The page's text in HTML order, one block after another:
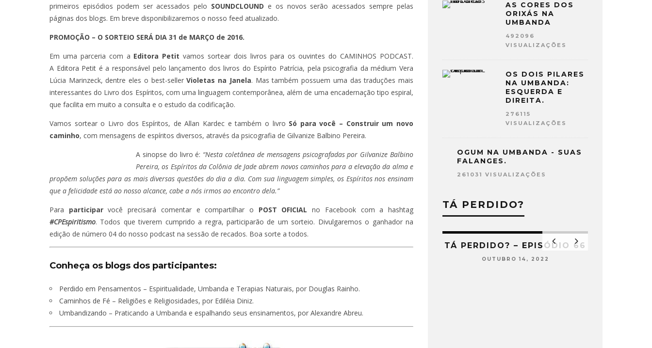
volume.
primeiros episódios podem ser acessados pelo SOUNDCLOUND e os novos serão acessados sempre pelas
páginas dos blogs. Em breve disponibilizaremos o nosso feed atualizado.
PROMOÇÃO – O SORTEIO SERÁ DIA 31 de MARÇO de 2016.
Em uma parceria com a Editora Petit vamos sortear dois livros para os ouvintes do CAMINHOS PODCAST.
A Editora Petit é a responsável pelo lançamento dos livros do Espírito Patrícia, pela psicografia da médium Vera
Lúcia Marinzeck, dentre eles o best-sellerVioletas na Janela. Mas também possuem uma das traduções mais
interessantes do Livro dos Espíritos, com uma linguagem contemporânea, além de uma encadernação tipo espiral,
que facilita em muito a consulta e o estudo da codificação.
Vamos sortear o Livro dos Espíritos, de Allan Kardec e também o livro Só para você – Construir um novo
caminho, com mensagens de espíritos diversos, através da psicografia de Gilvanize Balbino Pereira.
A sinopse do livro é: “Nesta coletânea de mensagens psicografadas por Gilvanize Balbino
Pereira, os Espíritos da Colônia de Jade abrem novos caminhos para a elevação da alma e
propõem soluções para as mais diversas questões do dia a dia. Com sua linguagem simples, os Espíritos nos ensinam
que a felicidade está ao nosso alcance, cabe a nós irmos ao encontro dela.”
Para participarvocê precisará comentar e compartilhar o POST OFICIAL no Facebook com a hashtag
#CPEspiritismo. Todos que tiverem cumprido a regra, participarão de um sorteio. Divulgaremos o ganhador na
edição de número 04 do nosso podcast na sessão de recados. Boa sorte a todos.
Conheça os blogs dos participantes:
Perdido em Pensamentos – Espiritualidade, Umbanda e Terapias Naturais, por Douglas Rainho.
Caminhos de Fé – Religiões e Religiosidades, por Ediléia Diniz.
Umbandizando – Praticando a Umbanda e espalhando seus ensinamentos, por Alexandre Abreu.
AS CORES DOS
ORIXÁS NA
UMBANDA
492096
VISUALIZAÇÕES
OS DOIS PILARES
NA UMBANDA:
ESQUERDA E
DIREITA.
276115
VISUALIZAÇÕES
OGUM NA UMBANDA - SUAS
FALANGES.
261031 VISUALIZAÇÕES
TÁ PERDIDO?
TÁ PERDIDO? – EPISÓDIO 62 TÁ PERDIDO? – EPISÓDIO 66
OUTUBRO 14, 2022